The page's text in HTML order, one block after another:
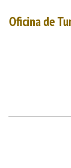
Oficina de